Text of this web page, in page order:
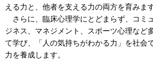
える力と、他者を支える力の両方を育みます
さらに、臨床心理学にとどまらず、コミ
ジネス、マネジメント、スポーツ心理など
て学び、「人の気持ちがわかる力」を社会
力を養成します。